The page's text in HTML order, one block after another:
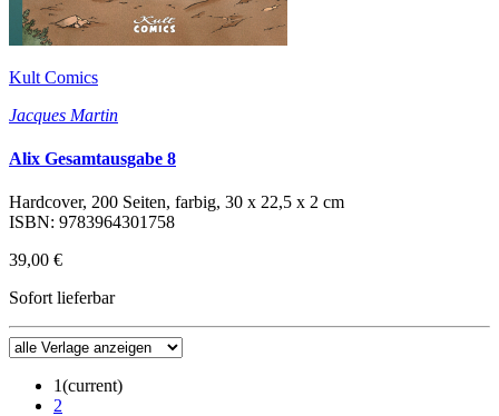
Kult Comics
Jacques Martin
Alix Gesamtausgabe 8
Hardcover, 200 Seiten, farbig, 30 x 22,5 x 2 cm
ISBN: 9783964301758
39,00 €
Sofort lieferbar
1(current)
2